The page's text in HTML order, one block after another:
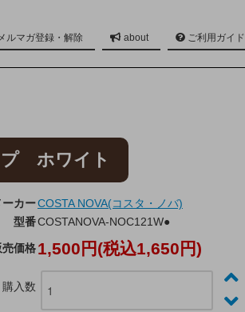
ルマガ登録・解除 about ご利用ガイド
ホワイト
ーカーCOSTA NOVA(コスタ・ノバ)
型番COSTANOVA-NOC121W●
売価格1,500円(税込1,650円)
購入数